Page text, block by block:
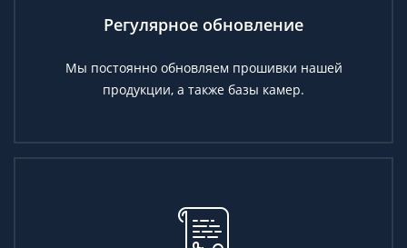
Регулярное обновление
Мы постоянно обновляем прошивки нашей
продукции, а также базы камер.